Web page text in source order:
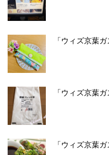
「ウィズ京葉
「ウィズ京葉
「ウィズ京葉